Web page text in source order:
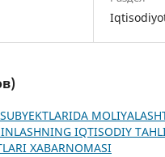
IQTISODIY
XABARNOMASI